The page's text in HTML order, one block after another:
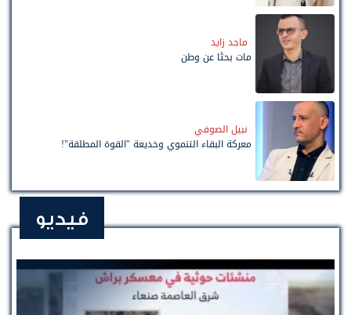
ماجد زايد
مات بحثًا عن وطن
نبيل الصوفي
معركة البقاء التنموي وخديعة "القوة المطلقة"!
فيديو